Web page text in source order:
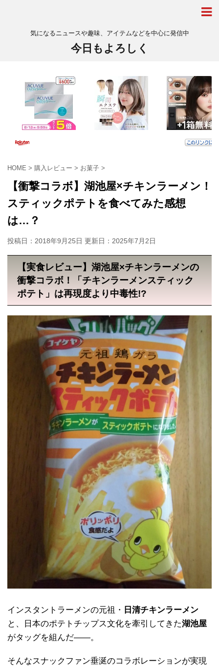
気になるニュースや趣味、アイテムなどを中心に発信中
今日もよろしく
HOME > 購入レビュー > お菓子 >
【衝撃コラボ】湖池屋×チキンラーメン！
スティックポテトを食べてみた感想
は…？
投稿日：2018年9月25日 更新日： 2025年7月2日
【実食レビュー】湖池屋×チキンラーメンの
衝撃コラボ！「チキンラーメンスティック
ポテト」は再現度より中毒性!?
インスタントラーメンの元祖・ 日清チキンラーメン
と、日本のポテトチップス文化を牽引してきた湖池屋
がタッグを組んだ――。
そんなスナックファン垂涎のコラボレーションが実現